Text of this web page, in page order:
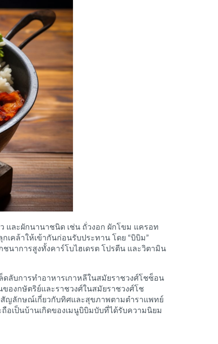
และผักนานาชนิด เช่น ถั่วงอก ผักโขม แครอท
คล้าให้เข้ากันก่อนรับประทาน โดย “บิบิม”
ชนาการสูงทั้งคาร์โบไฮเดรต โปรตีน และวิตามิน
ลับการทำอาหารเกาหลีในสมัยราชวงศ์โชซ็อน
องกษัตริย์และราชวงศ์ในสมัยราชวงศ์โช
สัญลักษณ์เกี่ยวกับทิศและสุขภาพตามตำราแพทย์
อเป็นบ้านเกิดของเมนูบิบิมบับที่ได้รับความนิยม